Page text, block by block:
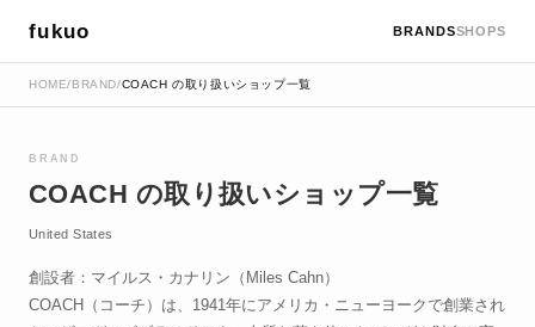
fukuo BRANDSSHOPS
HOME/BRAND/COACH の取り扱いショップ一覧
BRAND
COACH の取り扱いショップ一覧
United States
創設者：マイルス・カナリン（Miles Cahn）
COACH（コーチ）は、1941年にアメリカ・ニューヨークで創業され